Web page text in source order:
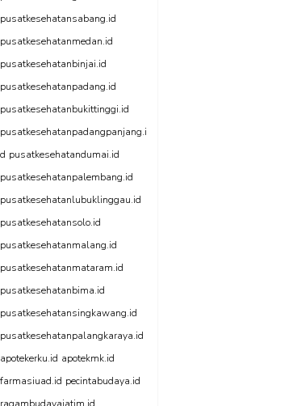
pusatkesehatansabang.id
pusatkesehatanmedan.id
pusatkesehatanbinjai.id
pusatkesehatanpadang.id
pusatkesehatanbukittinggi.id
pusatkesehatanpadangpanjang.i
d pusatkesehatandumai.id
pusatkesehatanpalembang.id
pusatkesehatanlubuklinggau.id
pusatkesehatansolo.id
pusatkesehatanmalang.id
pusatkesehatanmataram.id
pusatkesehatanbima.id
pusatkesehatansingkawang.id
pusatkesehatanpalangkaraya.id
apotekerku.id apotekmk.id
farmasiuad.id pecintabudaya.id